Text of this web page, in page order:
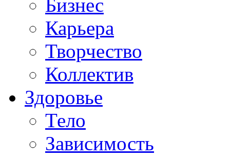
Бизнес
Карьера
Творчество
Коллектив
Здоровье
Тело
Зависимость